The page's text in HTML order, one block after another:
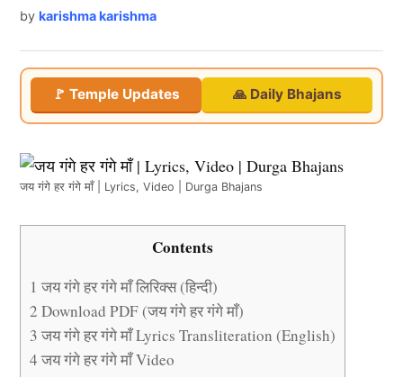
by karishma karishma
🚩 Temple Updates 🙏 Daily Bhajans
जय गंगे हर गंगे माँ | Lyrics, Video | Durga Bhajans
Contents
1 जय गंगे हर गंगे माँ लिरिक्स (हिन्दी)
2 Download PDF (जय गंगे हर गंगे माँ)
3 जय गंगे हर गंगे माँ Lyrics Transliteration (English)
4 जय गंगे हर गंगे माँ Video